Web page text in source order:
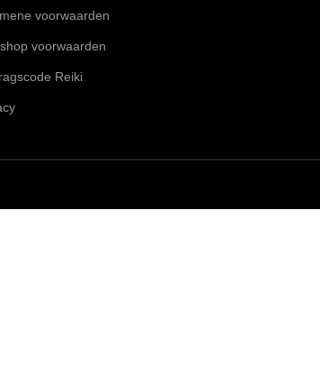
voorwaarden
voorwaarden
Reiki